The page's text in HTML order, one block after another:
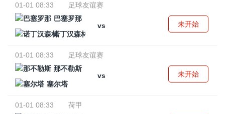
01-01 08:33
足球友谊赛
巴塞罗那
vs
诺丁汉森林
未开始
01-01 08:33
足球友谊赛
那不勒斯
vs
塞尔塔
未开始
01-01 08:33
荷甲